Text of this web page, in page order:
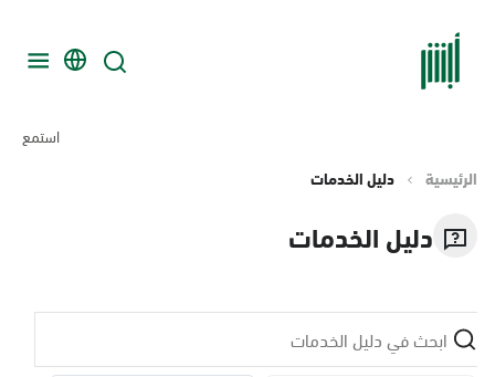
استمع
الرئيسية دليل الخدمات
دليل الخدمات